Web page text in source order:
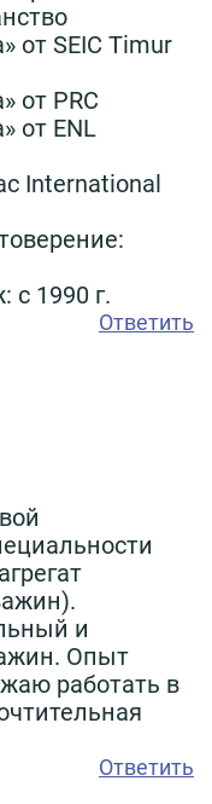
от SEIC Timur
от PRC
от ENL
International
с 1990 г.
Ответить
и
Опыт
работать в
Ответить